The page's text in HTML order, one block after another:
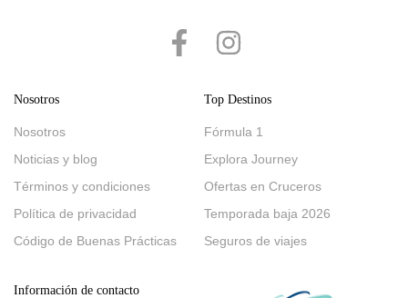
Nosotros
Nosotros
Noticias y blog
Términos y condiciones
Política de privacidad
Código de Buenas Prácticas
Top Destinos
Fórmula 1
Explora Journey
Ofertas en Cruceros
Temporada baja 2026
Seguros de viajes
Información de contacto